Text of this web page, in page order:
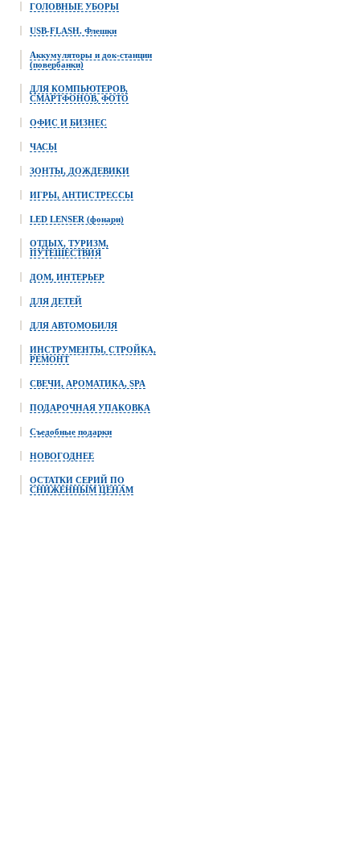
ГОЛОВНЫЕ УБОРЫ
USB-FLASH. Флешки
Аккумуляторы и док-станции
(повербанки)
ДЛЯ КОМПЬЮТЕРОВ,
СМАРТФОНОВ, ФОТО
ОФИС И БИЗНЕС
ЧАСЫ
ЗОНТЫ, ДОЖДЕВИКИ
ИГРЫ, АНТИСТРЕССЫ
LED LENSER (фонари)
ОТДЫХ, ТУРИЗМ,
ПУТЕШЕСТВИЯ
ДОМ, ИНТЕРЬЕР
ДЛЯ ДЕТЕЙ
ДЛЯ АВТОМОБИЛЯ
ИНСТРУМЕНТЫ, СТРОЙКА,
РЕМОНТ
СВЕЧИ, АРОМАТИКА, SPA
ПОДАРОЧНАЯ УПАКОВКА
Съедобные подарки
НОВОГОДНЕЕ
ОСТАТКИ СЕРИЙ ПО
СНИЖЕННЫМ ЦЕНАМ